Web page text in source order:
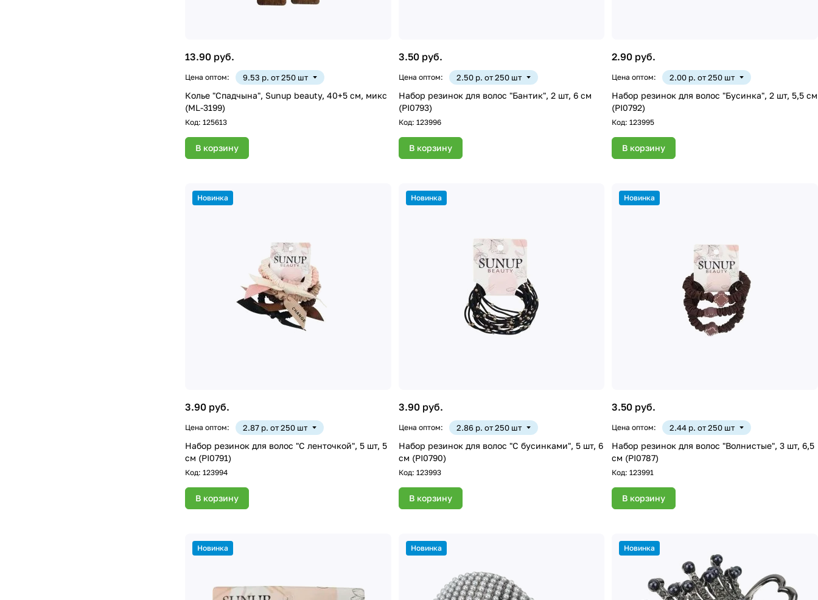
13.90 руб.
Цена оптом: 9.53 р. от 250 шт
Колье "Спадчына", Sunup beauty, 40+5 см, микс
(ML-3199)
Код: 125613
В корзину
3.50 руб.
Цена оптом: 2.50 р. от 250 шт
Набор резинок для волос "Бантик", 2 шт, 6 см
(PI0793)
Код: 123996
В корзину
2.90 руб.
Цена оптом: 2.00 р. от 250 шт
Набор резинок для волос "Бусинка", 2 шт, 5,5 см
(PI0792)
Код:123995
В корзину
Новинка
3.90 руб.
Цена оптом: 2.87 р. от 250 шт
Набор резинок для волос "С ленточкой", 5 шт, 5
см (PI0791)
Код: 123994
В корзину
Новинка
3.90 руб.
Цена оптом: 2.86 р. от 250 шт
Набор резинок для волос "С бусинками", 5 шт, 6
см (PI0790)
Код: 123993
В корзину
Новинка
3.50 руб.
Цена оптом: 2.44 р. от 250 шт
Набор резинок для волос "Волнистые", 3 шт, 6,5
см (PI0787)
Код:123991
В корзину
Новинка Новинка Новинка